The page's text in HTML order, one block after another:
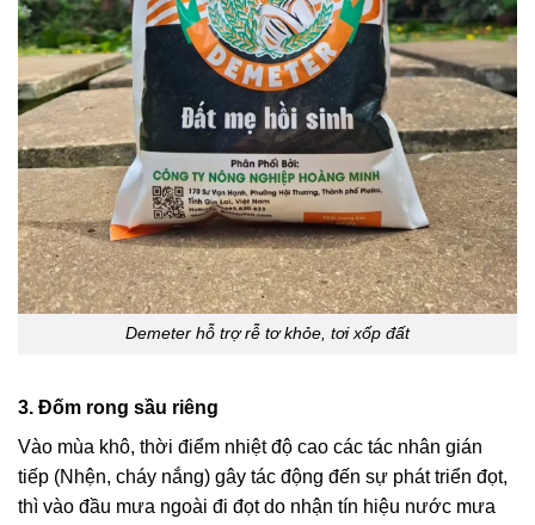
Demeter hỗ trợ rễ tơ khỏe, tơi xốp đất
3. Đốm rong sầu riêng
Vào mùa khô, thời điểm nhiệt độ cao các tác nhân gián
tiếp (Nhện, cháy nắng) gây tác động đến sự phát triển đọt,
thì vào đầu mưa ngoài đi đọt do nhận tín hiệu nước mưa